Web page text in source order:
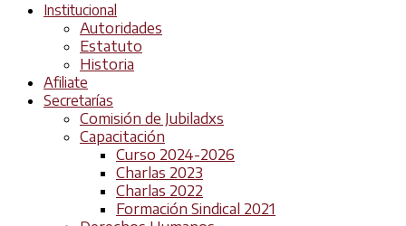
Institucional
Autoridades
Estatuto
Historia
Afiliate
Secretarías
Comisión de Jubiladxs
Capacitación
Curso 2024-2026
Charlas 2023
Charlas 2022
Formación Sindical 2021